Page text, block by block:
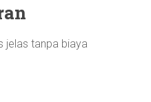
jelas tanpa biaya